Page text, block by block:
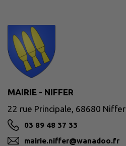
MAIRIE - NIFFER
22 rue Principale, 68680 Niffer
03 89 48 37 33
mairie.niffer@wanadoo.fr